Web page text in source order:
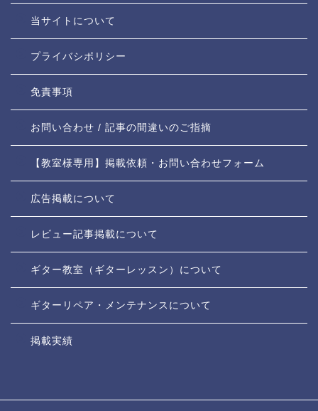
当サイトについて
プライバシポリシー
免責事項
お問い合わせ / 記事の間違いのご指摘
【教室様専用】掲載依頼・お問い合わせフォーム
広告掲載について
レビュー記事掲載について
ギター教室（ギターレッスン）について
ギターリペア・メンテナンスについて
掲載実績